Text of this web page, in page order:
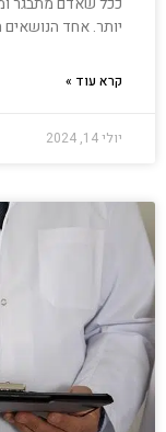
יותר. אחד
קרא עוד »
יולי 14, 2024